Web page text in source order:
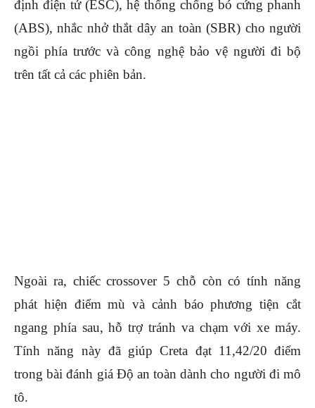
định điện tử (ESC), hệ thống chống bó cứng phanh
(ABS), nhắc nhở thắt dây an toàn (SBR) cho người
ngồi phía trước và công nghệ bảo vệ người đi bộ
trên tất cả các phiên bản.
Ngoài ra, chiếc crossover 5 chỗ còn có tính năng
phát hiện điểm mù và cảnh báo phương tiện cắt
ngang phía sau, hỗ trợ tránh va chạm với xe máy.
Tính năng này đã giúp Creta đạt 11,42/20 điểm
trong bài đánh giá Độ an toàn dành cho người đi mô
tô.